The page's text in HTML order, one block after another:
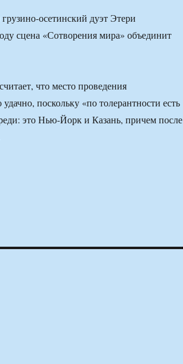
осетинский дуэт Этери
сцена «Сотворения мира» объединит
что место проведения
поскольку «по толерантности есть
это Нью-Йорк и Казань, причем после